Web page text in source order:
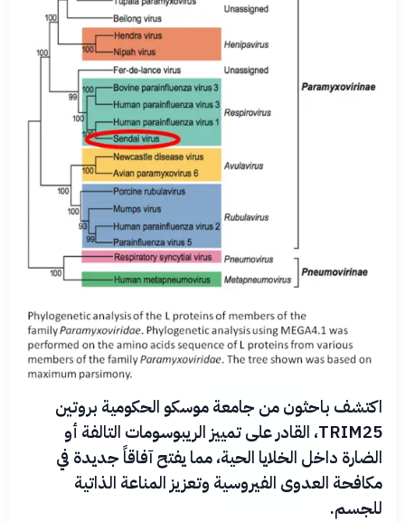
اكتشف باحثون من جامعة موسكو الحكومية بروتين
TRIM25، القادر على تمييز الريبوسومات التالفة أو
الضارة داخل الخلايا الحية، مما يفتح آفاقاً جديدة في
مكافحة العدوى الفيروسية وتعزيز المناعة الذاتية
للجسم.